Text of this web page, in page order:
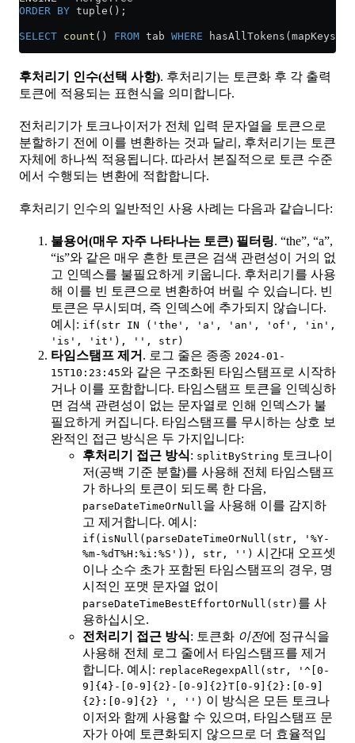
ORDER BY tuple();
SELECT count () FROM tab WHERE
후처리기 인수(선택 사항). 후처리기는 토큰화 후 각 출력
토큰에 적용되는 표현식을 의미합니다.
전처리기가 토크나이저가 전체 입력 문자열을 토큰으로
분할하기 전에 이를 변환하는 것과 달리, 후처리기는 토큰
자체에 하나씩 적용됩니다. 따라서 본질적으로 토큰 수준
에서 수행되는 변환에 적합합니다.
후처리기 인수의 일반적인 사용 사례는 다음과 같습니다:
불용어(매우 자주 나타나는 토큰) 필터링. “the”, “a”,
“is”와 같은 매우 흔한 토큰은 검색 관련성이 거의 없
고 인덱스를 불필요하게 키웁니다. 후처리기를 사용
해 이를 빈 토큰으로 변환하여 버릴 수 있습니다. 빈
토큰은 무시되며, 즉 인덱스에 추가되지 않습니다.
예시: if(str IN ('the', 'a', 'an', 'of', 'in',
'is', 'it'), '', str)
타임스탬프 제거 . 로그 줄은 종종 2024-01-
15T10:23:45와 같은 구조화된 타임스탬프로 시작하
거나 이를 포함합니다. 타임스탬프 토큰을 인덱싱하
면 검색 관련성이 없는 문자열로 인해 인덱스가 불
필요하게 커집니다. 타임스탬프를 무시하는 상호 보
완적인 접근 방식은 두 가지입니다:
후처리기 접근 방식: splitByString 토크나이
저(공백 기준 분할)를 사용해 전체 타임스탬프
가 하나의 토큰이 되도록 한 다음,
parseDateTimeOrNull을 사용해 이를 감지하
고 제거합니다. 예시:
if(isNull(parseDateTimeOrNull(str, '%Y-
%m-%dT%H:%i:%S')), str, '') 시간대 오프셋
이나 소수 초가 포함된 타임스탬프의 경우, 명
시적인 포맷 문자열 없이
parseDateTimeBestEffortOrNull(str) 를 사
용하십시오.
전처리기 접근 방식: 토큰화 이전에 정규식을
사용해 전체 로그 줄에서 타임스탬프를 제거
합니다. 예시: replaceRegexpAll(str, '^[0-
9]{4}-[0-9]{2}-[0-9]{2}T[0-9]{2}:[0-9]
{2}:[0-9]{2} ', '') 이 방식은 모든 토크나
이저와 함께 사용할 수 있으며, 타임스탬프 문
자가 아예 토큰화되지 않으므로 더 효율적입